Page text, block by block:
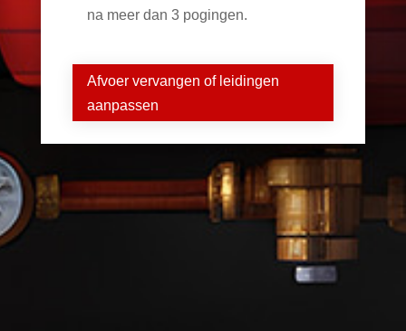
na meer dan 3 pogingen.
Afvoer vervangen of leidingen
aanpassen